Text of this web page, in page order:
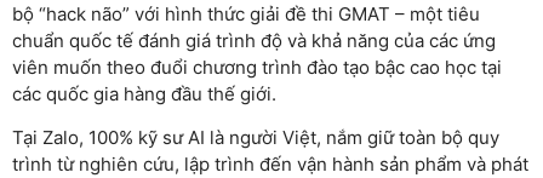
bộ “hack não” với hình thức giải đề thi GMAT – một tiêu
chuẩn quốc tế đánh giá trình độ và khả năng của các ứng
viên muốn theo đuổi chương trình đào tạo bậc cao học tại
các quốc gia hàng đầu thế giới.
Tại Zalo, 100% kỹ sư AI là người Việt, nắm giữ toàn bộ quy
trình từ nghiên cứu, lập trình đến vận hành sản phẩm và phát